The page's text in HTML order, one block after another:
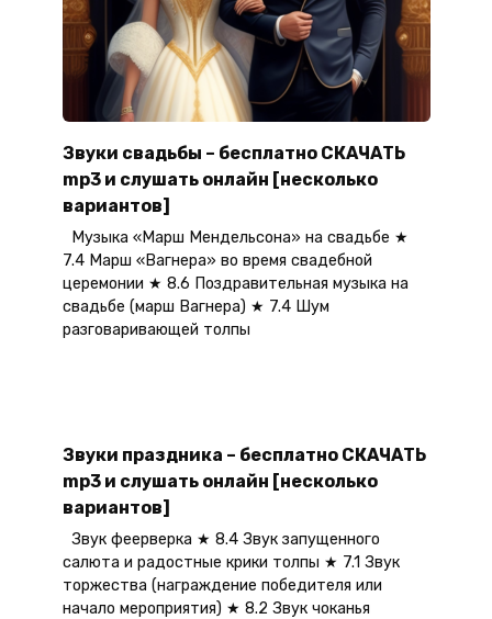
Звуки свадьбы – бесплатно СКАЧАТЬ
mp3 и слушать онлайн [несколько
вариантов]
Музыка «Марш Мендельсона» на свадьбе ★
7.4 Марш «Вагнера» во время свадебной
церемонии ★ 8.6 Поздравительная музыка на
свадьбе (марш Вагнера) ★ 7.4 Шум
разговаривающей толпы
Звуки праздника – бесплатно СКАЧАТЬ
mp3 и слушать онлайн [несколько
вариантов]
Звук феерверка ★ 8.4 Звук запущенного
салюта и радостные крики толпы ★ 7.1 Звук
торжества (награждение победителя или
начало мероприятия) ★ 8.2 Звук чоканья